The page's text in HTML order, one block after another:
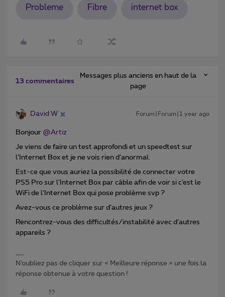
Probleme Fibre internet box
13 commentaires
Messages plus anciens en haut de la
page
David W Forum|Forum|1 year ago
Bonjour ​ @Artiz
Je viens de faire un test approfondi et un speedtest sur
l’Internet Box et je ne vois rien d’anormal.
Est-ce que vous auriez la possibilité de connecter votre
PS5 Pro sur l’Internet Box par câble afin de voir si c’est le
WiFi de l’Internet Box qui pose problème svp ?
Avez-vous ce problème sur d’autres jeux ?
Rencontrez-vous des difficultés/instabilité avec d’autres
appareils ?
N’oubliez pas de cliquer sur « Meilleure réponse » une fois la
réponse obtenue à votre question !